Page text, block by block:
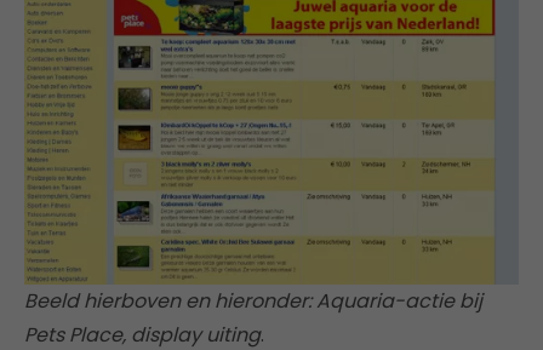
Beeld hierboven en hieronder: Aquaria-actie bij
Pets Place, display uiting.